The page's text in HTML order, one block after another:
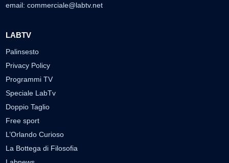
email: commerciale@labtv.net
LABTV
Palinsesto
Privacy Policy
Programmi TV
Speciale LabTv
Doppio Taglio
Free sport
L’Orlando Curioso
La Bottega di Filosofia